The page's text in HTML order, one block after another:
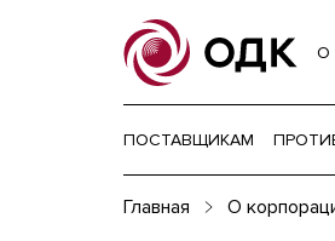
О
ПОСТАВЩИКАМ
Главная О